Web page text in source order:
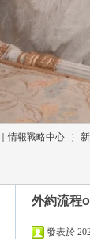
情報戰略中心
›
外約流程
發表於